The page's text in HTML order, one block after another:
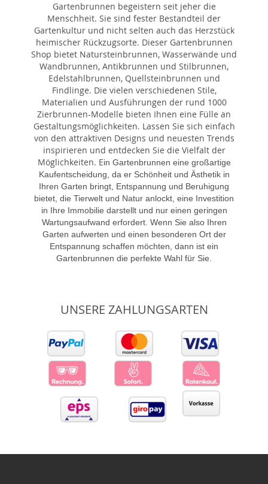
Gartenbrunnen begeistern seit jeher die
Menschheit. Sie sind fester Bestandteil der
Gartenkultur und nicht selten auch das Herzstück
heimischer Rückzugsorte. Dieser Gartenbrunnen
Shop bietet Natursteinbrunnen, Wasserwände und
Wandbrunnen, Antikbrunnen und Stilbrunnen,
Edelstahlbrunnen, Quellsteinbrunnen und
Findlinge. Die vielen verschiedenen Stile,
Materialien und Ausführungen der rund 1000
Zierbrunnen-Modelle bieten Ihnen eine Fülle an
Gestaltungsmöglichkeiten. Lassen Sie sich einfach
von den attraktiven Designs und neuesten Trends
inspirieren und entdecken Sie die Vielfalt der
Möglichkeiten. Ein Gartenbrunnen eine großartige
Kaufentscheidung, da er Schönheit und Ästhetik in
Ihren Garten bringt, Entspannung und Beruhigung
bietet, die Tierwelt und Natur anlockt, eine Investition
in Ihre Immobilie darstellt und nur einen geringen
Wartungsaufwand erfordert. Wenn Sie also Ihren
Garten aufwerten und einen besonderen Ort der
Entspannung schaffen möchten, dann ist ein
Gartenbrunnen die perfekte Wahl für Sie.
UNSERE ZAHLUNGSARTEN